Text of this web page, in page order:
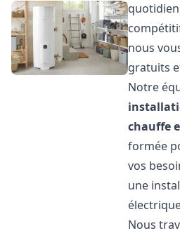
nous
gratuits
Notre
chauffe
formée
vos
une
Nous